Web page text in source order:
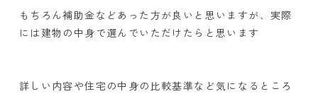
もちろん補助金などあった方が良いと思いますが、実際
には建物の中身で選んでいただけたらと思います
詳しい内容や住宅の中身の比較基準など気になるところ